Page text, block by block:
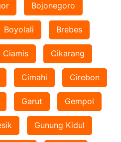
Bojonegoro
Boyolali Brebes
Ciamis Cikarang
Cimahi Cirebon
Garut Gempol
Gunung Kidul